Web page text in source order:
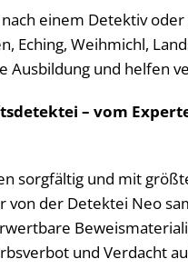
einem Detektiv
Eching, Weihmichl,
Ausbildung und helfen
– vom
sorgfältig und mit
von der Detektei Neo
und Verdacht